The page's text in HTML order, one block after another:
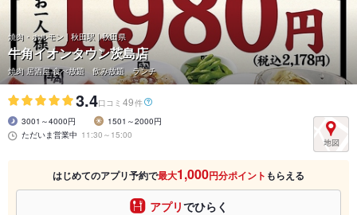
焼肉・ホルモン | 秋田駅 | 秋田県
牛角イオンタウン茨島店
焼肉 居酒屋 食べ放題 飲み放題 ランチ
3.4口コミ 49件
3001～4000円
1501～2000円
ただいま営業中 11:30～15:00
はじめてのアプリ予約で最大1,000円分ポイント もらえる
アプリでひらく